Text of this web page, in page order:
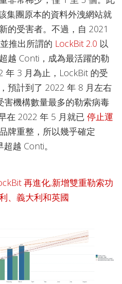
集團原本的資料外洩網站就
的受害者。不過，自 2021
推出所謂的 LockBit 2.0 以
越 Conti，成為最活躍的勒
年 3 月為止，LockBit 的受
預計到了 2022 年 8 月左右
害機構數量最多的勒索病毒
在 2022 年 5 月就已 停止運
牌重整，所以幾乎確定
越 Conti。
再進化,新增雙重勒索功
、義大利和英國